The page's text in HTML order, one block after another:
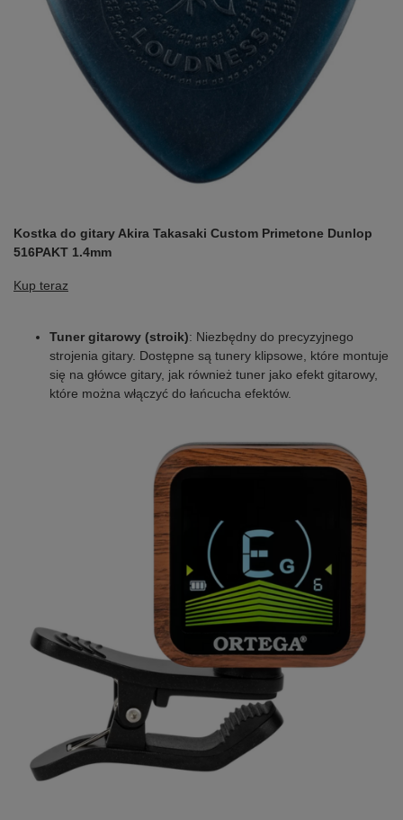
Kostka do gitary Akira Takasaki Custom Primetone Dunlop
516PAKT 1.4mm
Kup teraz
Tuner gitarowy (stroik): Niezbędny do precyzyjnego
strojenia gitary. Dostępne są tunery klipsowe, które montuje
się na główce gitary, jak również tuner jako efekt gitarowy,
które można włączyć do łańcucha efektów.